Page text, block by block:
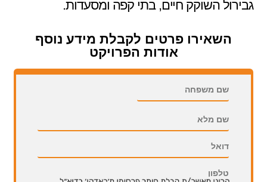
גבירול השוקק חיים, בתי קפה ומסעדות.
השאירו פרטים לקבלת מידע נוסף
אודות הפרויקט